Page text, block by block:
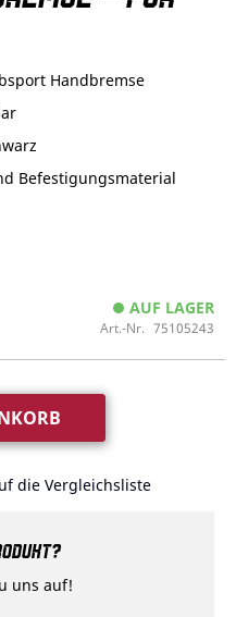
Handbremse
Befestigungsmaterial
AUF LAGER
Art.-Nr. 75105243
die Vergleichsliste
uns auf!